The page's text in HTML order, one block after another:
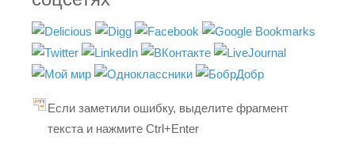
Если заметили ошибку, выделите фрагмент
текста и нажмите Ctrl+Enter